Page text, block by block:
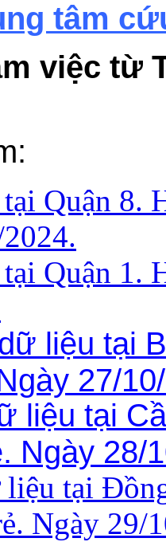
tâm
việc từ
Quận 8.
Quận 1.
liệu tại
27/
liệu tại
Ngày 28/
tại
Ngày 29/